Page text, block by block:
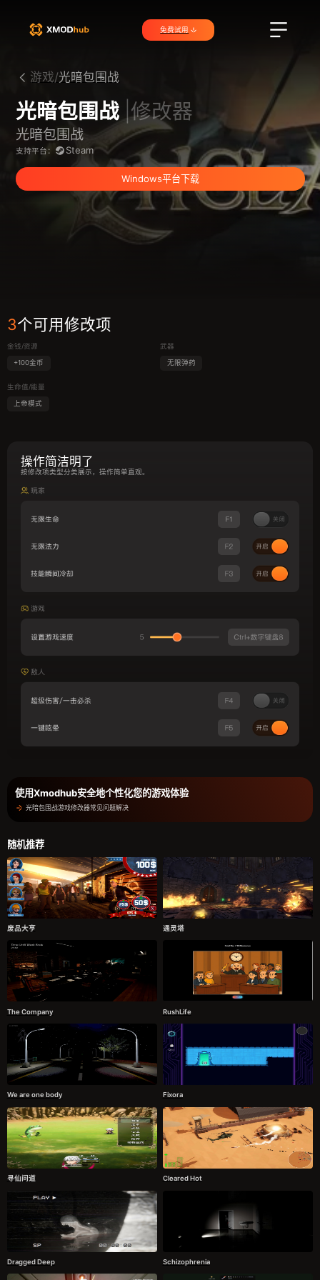
免费试用
游戏/光暗包围战
光暗包围战 |修改器
光暗包围战
支持平台： Steam
Windows平台下载
3个可用修改项
金钱/资源
+100金币
生命值/能量
上帝模式
武器
无限弹药
操作简洁明了
按修改项类型分类展示，操作简单直观。
使用Xmodhub安全地个性化您的游戏体验
光暗包围战游戏修改器常见问题解决
随机推荐
废品大亨 通灵塔
The Company RushLife
We are one body Fixora
寻仙问道 Cleared Hot
Dragged Deep Schizophrenia